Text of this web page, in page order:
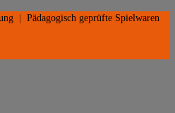
Pädagogisch geprüfte Spielwaren